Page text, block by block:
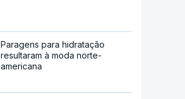
Paragens para hidratação
resultaram à moda norte-
americana